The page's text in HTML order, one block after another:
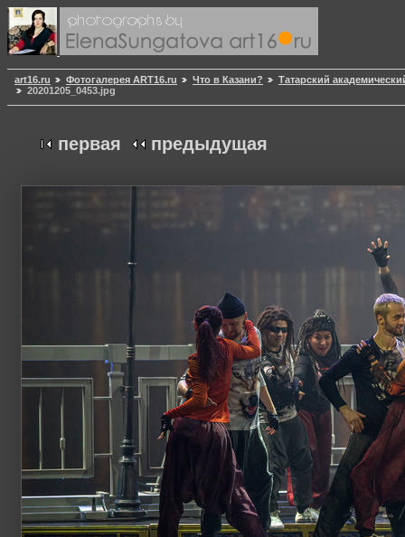
art16.ru Фотогалерея ART16.ru Что в Казани?
Татарский
20201205_0453.jpg
первая предыдущая